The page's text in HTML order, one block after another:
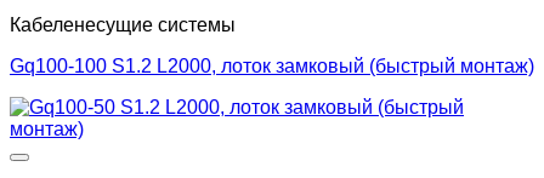
Кабеленесущие системы
Gq100-100 S1.2 L2000, лоток замковый (быстрый монтаж)